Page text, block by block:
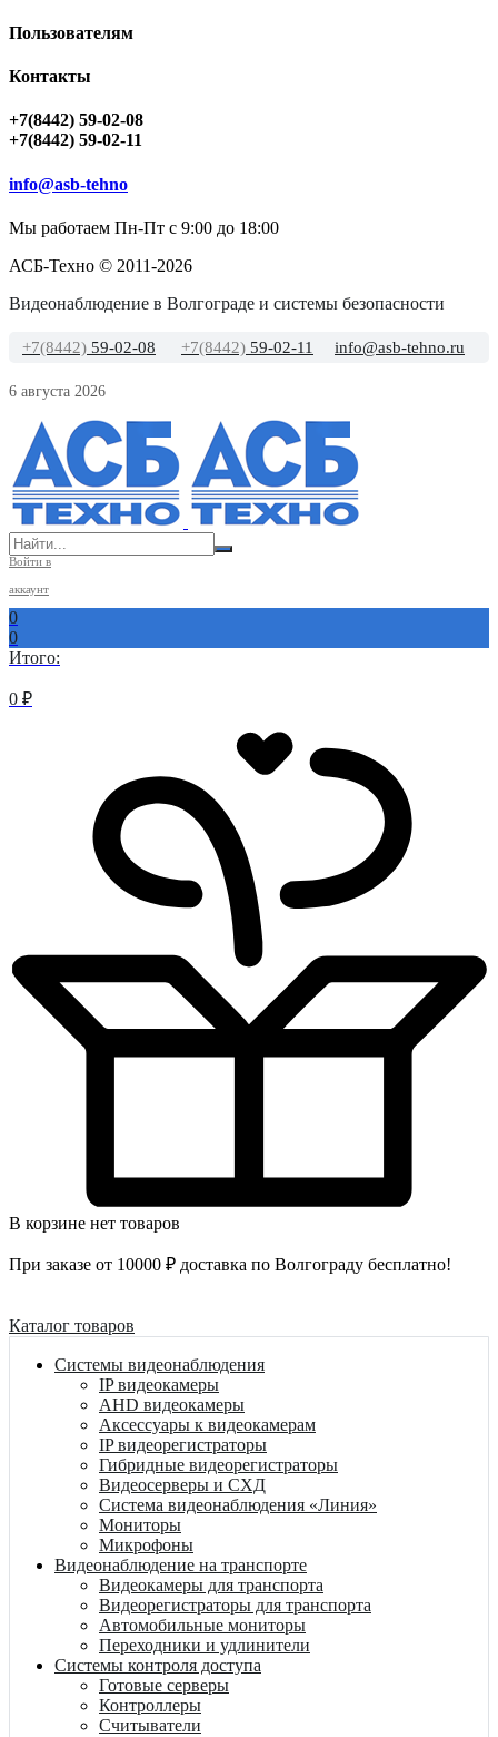
Пользователям
Контакты
+7(8442) 59-02-08
+7(8442) 59-02-11
info@asb-tehno
Мы работаем Пн-Пт с 9:00 до 18:00
АСБ-Техно © 2011-2026
Видеонаблюдение в Волгограде и системы безопасности
+7(8442) 59-02-08 +7(8442) 59-02-11 info@asb-tehno.ru
6 августа 2026
Войти в
аккаунт
0
0
Итого:
0 ₽
В корзине нет товаров
При заказе от 10000 ₽ доставка по Волгограду бесплатно!
Каталог товаров
Системы видеонаблюдения
IP видеокамеры
AHD видеокамеры
Аксессуары к видеокамерам
IP видеорегистраторы
Гибридные видеорегистраторы
Видеосерверы и СХД
Система видеонаблюдения «Линия»
Мониторы
Микрофоны
Видеонаблюдение на транспорте
Видеокамеры для транспорта
Видеорегистраторы для транспорта
Автомобильные мониторы
Переходники и удлинители
Системы контроля доступа
Готовые серверы
Контроллеры
Считыватели